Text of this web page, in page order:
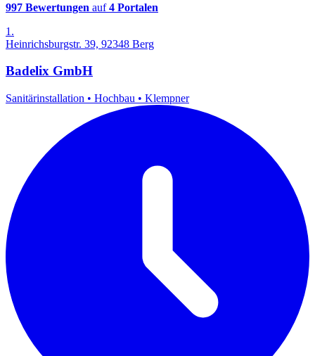
997 Bewertungen auf4 Portalen
1.
Heinrichsburgstr. 39, 92348 Berg
Badelix GmbH
Sanitärinstallation • Hochbau • Klempner